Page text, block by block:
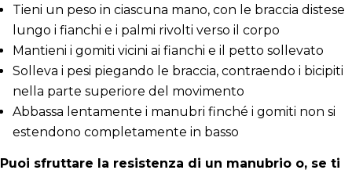
Tieni un peso in ciascuna mano, con le braccia distese
lungo i fianchi e i palmi rivolti verso il corpo
Mantieni i gomiti vicini ai fianchi e il petto sollevato
Solleva i pesi piegando le braccia, contraendo i bicipiti
nella parte superiore del movimento
Abbassa lentamente i manubri finché i gomiti non si
estendono completamente in basso
Puoi sfruttare la resistenza di un manubrio o, se ti